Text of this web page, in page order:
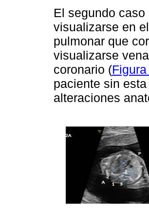
El segundo
visualizarse en
pulmonar que
visualizarse
coronario (Figura
paciente sin
alteraciones